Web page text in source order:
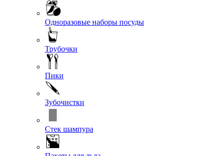
Одноразовые наборы посуды
Трубочки
Пики
Зубочистки
Стек шампура